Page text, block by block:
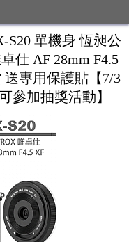
S20 單機身 恆昶公
仕 AF 28mm F4.5
專用保護貼【7/3
參加抽獎活動】